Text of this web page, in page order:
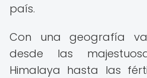
país.
Con una geografía
desde las
Himalaya hasta las